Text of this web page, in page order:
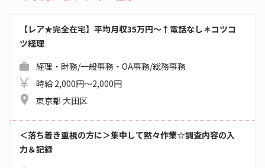
【レア★完全在宅】平均月収35万円～↑電話なし＊コツコ
ツ経理
経理・財務/一般事務・OA事務/総務事務
時給 2,000円～2,000円
東京都 大田区
＜落ち着き重視の方に＞集中して黙々作業☆調査内容の入
力＆記録